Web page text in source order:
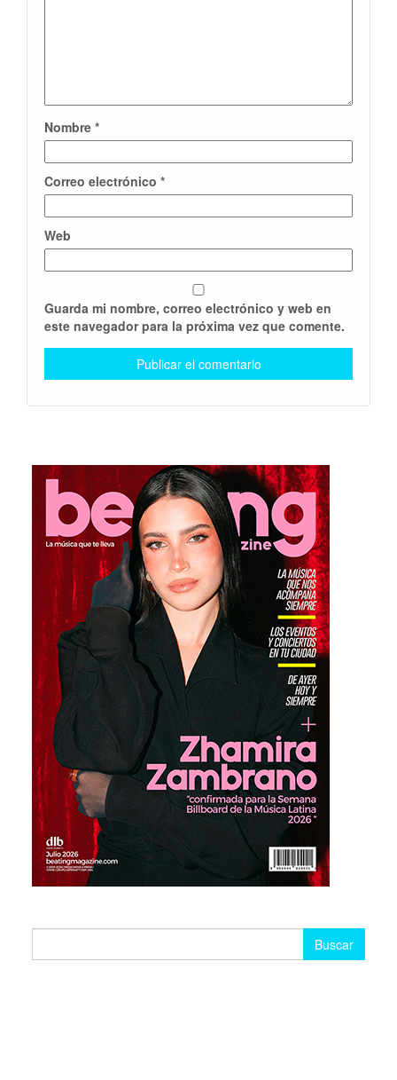
Nombre *
Correo electrónico *
Web
Guarda mi nombre, correo electrónico y web en
este navegador para la próxima vez que comente.